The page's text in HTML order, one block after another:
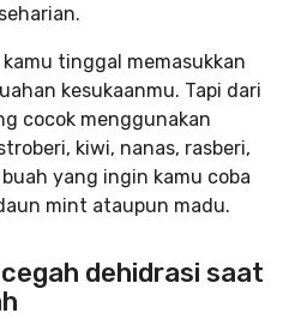
tinggal memasukkan
kesukaanmu. Tapi dari
cocok menggunakan
kiwi, nanas, rasberi,
yang ingin kamu coba
mint ataupun madu.
dehidrasi saat